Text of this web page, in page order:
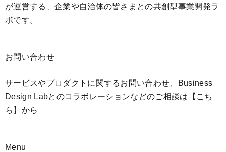
が運営する、企業や自治体の皆さまとの共創型事業開発ラ
ボです。
お問い合わせ
サービスやプロダクトに関するお問い合わせ、Business
Design Labとのコラボレーションなどのご相談は 【こち
ら】 から
Menu